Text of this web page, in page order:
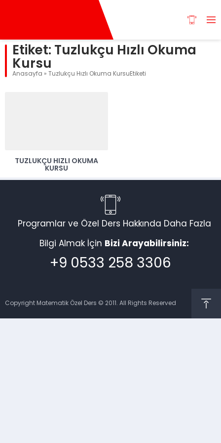
Etiket: Tuzlukçu Hızlı Okuma
Kursu
Anasayfa » Tuzlukçu Hızlı Okuma KursuEtiketi
TUZLUKÇU HIZLI OKUMA
KURSU
Programlar ve Özel Ders Hakkında Daha Fazla
Bilgi Almak İçin Bizi Arayabilirsiniz:
+9 0533 258 3306
Copyright Matematik Özel Ders © 2011. All Rights Reserved